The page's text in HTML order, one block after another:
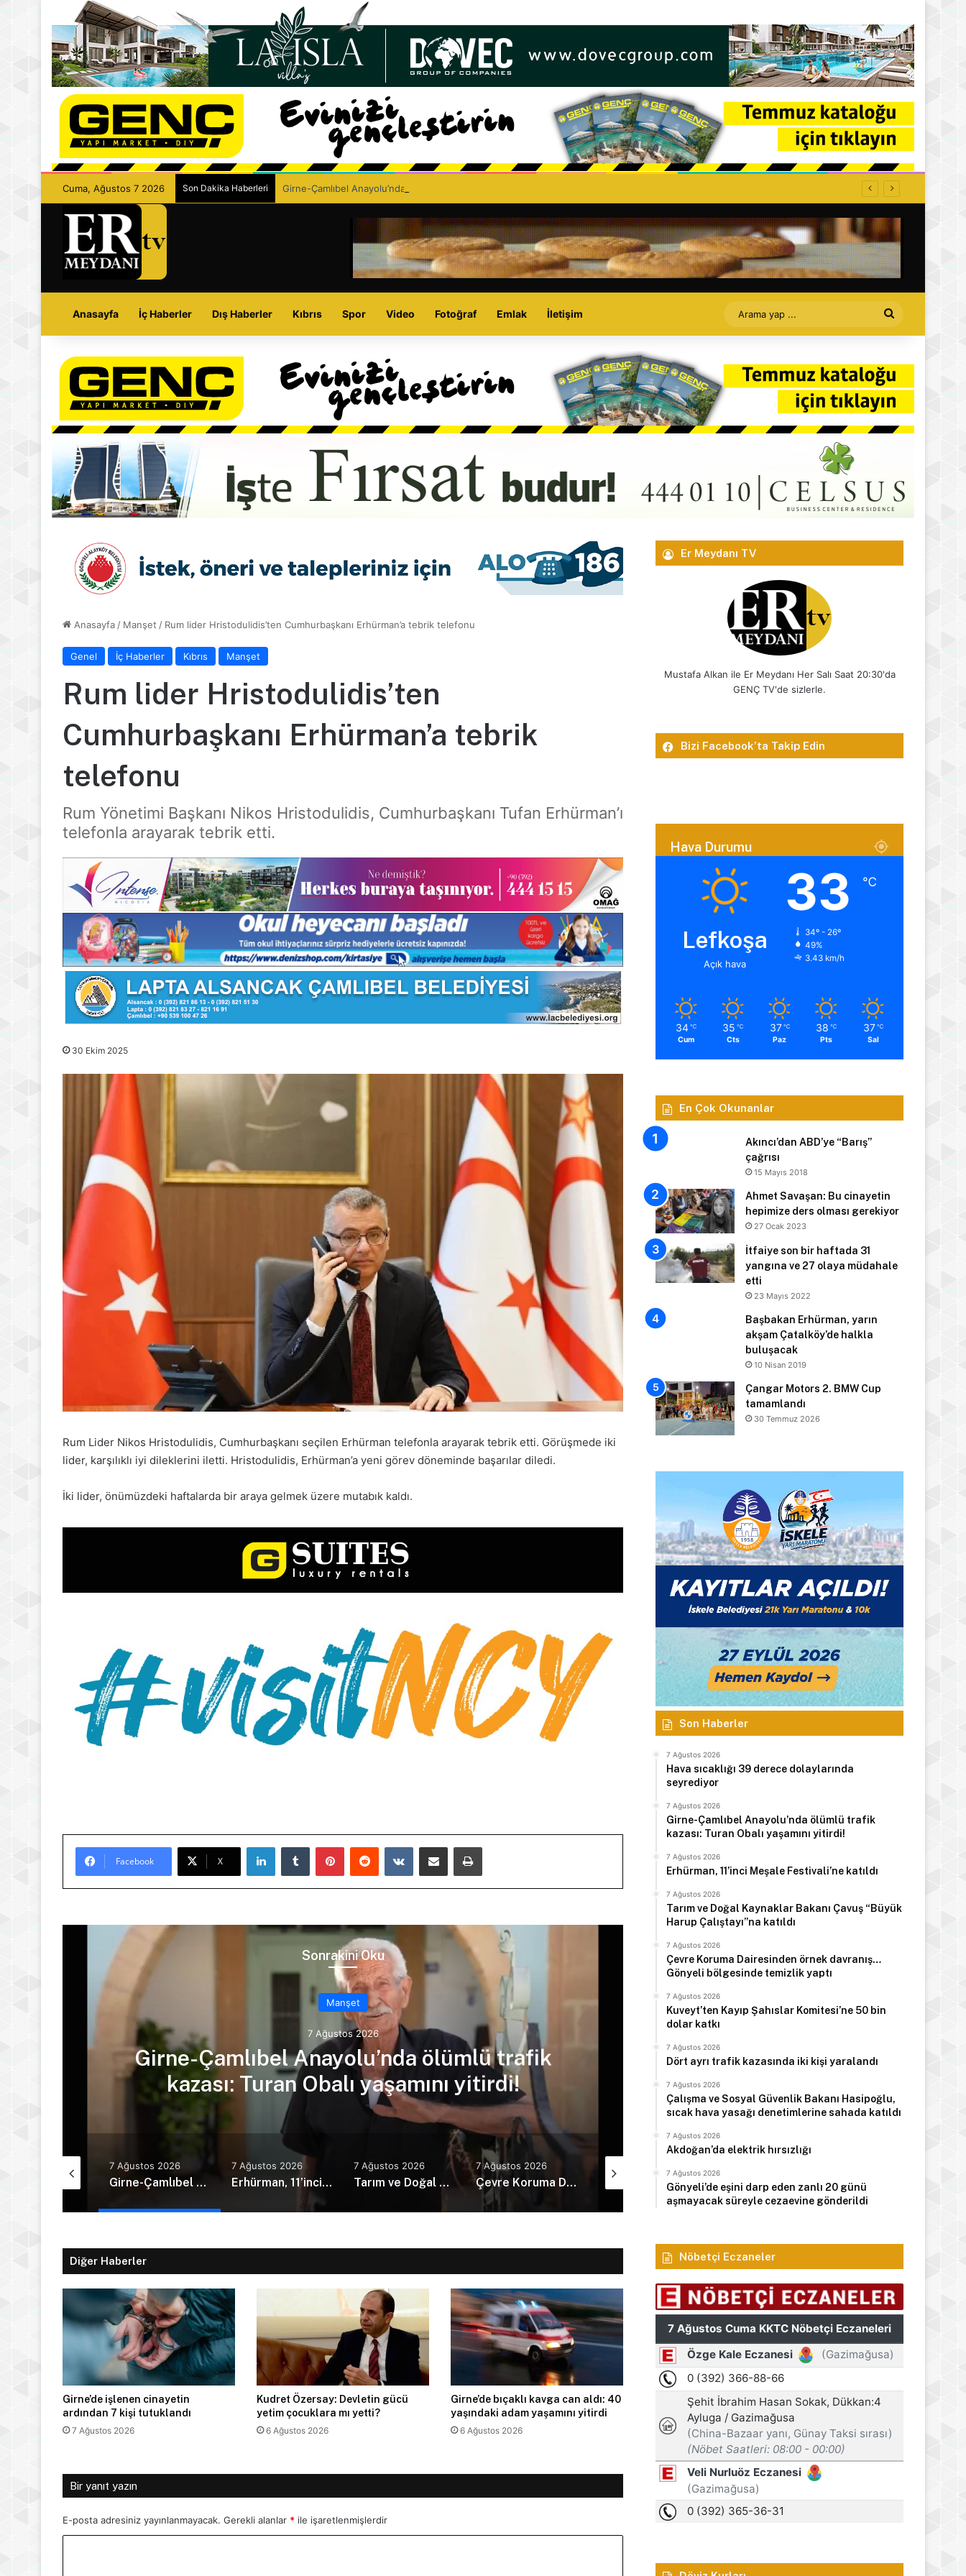
Cuma, Ağustos 7 2026 Son Dakika Haberleri Girne-Çamlıbel Anayolu’nda ölümlü trafik kazası: Turan Obalı yaşamını yitirdi!
Anasayfa İç Haberler Dış Haberler Kıbrıs Spor Video Fotoğraf Emlak İletişim
Arama
yap
...
Anasayfa / Manşet / Rum lider Hristodulidis’ten Cumhurbaşkanı Erhürman’a tebrik telefonu
Genel İç Haberler Kıbrıs Manşet
Rum lider Hristodulidis’ten
Cumhurbaşkanı Erhürman’a tebrik
telefonu
Rum Yönetimi Başkanı Nikos Hristodulidis, Cumhurbaşkanı Tufan Erhürman’ı
telefonla arayarak tebrik etti.
30 Ekim 2025
Rum Lider Nikos Hristodulidis, Cumhurbaşkanı seçilen Erhürman telefonla arayarak tebrik etti. Görüşmede iki
lider, karşılıklı iyi dileklerini iletti. Hristodulidis, Erhürman’a yeni görev döneminde başarılar diledi.
İki lider, önümüzdeki haftalarda bir araya gelmek üzere mutabık kaldı.
Facebook X
LinkedInTumblr PinterestReddit VKontakteE-Posta ile paylaş Yazdır
Sonrakini Oku
Manşet
7 Ağustos 2026
Girne-Çamlıbel Anayolu’nda ölümlü trafik
kazası: Turan Obalı yaşamını yitirdi!
Erhürman, 11’inci Meşale
Hava sıcaklığı 39 derece dolaylarında seyrediyor
7 Ağustos 2026
Girne-Çamlıbel Anayolu’nda ölümlü trafik kazası: Turan Obalı yaşamını yitirdi!
7 Ağustos 2026
Erhürman, 11’inci Meşale Festivali’ne katıldı
7 Ağustos 2026
Tarım ve Doğal Kaynaklar Bakanı Çavuş “Büyük Harup Çalıştayı”na katıldı
7 Ağustos 2026
Çevre Koruma Dairesinden örnek davranış… Gönyeli bölgesinde temizlik yaptı Kuveyt’ten Kayıp Şahıslar Komitesi’ne 50 bin dolar katkı Dört ayrı trafik kazasında iki kişi yaralandı
Diğer Haberler
Girne’de işlenen cinayetin
ardından 7 kişi tutuklandı
7 Ağustos 2026
Kudret Özersay: Devletin gücü
yetim çocuklara mı yetti?
6 Ağustos 2026
Girne’de bıçaklı kavga can aldı: 40
yaşındaki adam yaşamını yitirdi
6 Ağustos 2026
Bir yanıt yazın
E-posta adresiniz yayınlanmayacak. Gerekli alanlar * ile işaretlenmişlerdir
Er Meydanı TV
Mustafa Alkan ile Er Meydanı Her Salı Saat 20:30'da
GENÇ TV'de sizlerle.
Bizi Facebook’ta Takip Edin
Hava Durumu
Lefkoşa
Açık hava
33 ℃
34º - 26º
49%
3.43 km/h
34 ℃
Cum
35 ℃
Cts
37 ℃
Paz
38 ℃
Pts
37 ℃
Sal
En Çok Okunanlar
Akıncı’dan ABD’ye “Barış”
çağrısı
15 Mayıs 2018
Ahmet Savaşan: Bu cinayetin
hepimize ders olması gerekiyor
27 Ocak 2023
İtfaiye son bir haftada 31
yangına ve 27 olaya müdahale
etti
23 Mayıs 2022
Başbakan Erhürman, yarın
akşam Çatalköy’de halkla
buluşacak
10 Nisan 2019
Çangar Motors 2. BMW Cup
tamamlandı
30 Temmuz 2026
Son Haberler
7 Ağustos 2026
Hava sıcaklığı 39 derece dolaylarında
seyrediyor
7 Ağustos 2026
Girne-Çamlıbel Anayolu’nda ölümlü trafik
kazası: Turan Obalı yaşamını yitirdi!
7 Ağustos 2026
Erhürman, 11’inci Meşale Festivali’ne katıldı
7 Ağustos 2026
Tarım ve Doğal Kaynaklar Bakanı Çavuş “Büyük
Harup Çalıştayı”na katıldı
7 Ağustos 2026
Çevre Koruma Dairesinden örnek davranış…
Gönyeli bölgesinde temizlik yaptı
7 Ağustos 2026
Kuveyt’ten Kayıp Şahıslar Komitesi’ne 50 bin
dolar katkı
7 Ağustos 2026
Dört ayrı trafik kazasında iki kişi yaralandı
7 Ağustos 2026
Çalışma ve Sosyal Güvenlik Bakanı Hasipoğlu,
sıcak hava yasağı denetimlerine sahada katıldı
7 Ağustos 2026
Akdoğan’da elektrik hırsızlığı
7 Ağustos 2026
Gönyeli’de eşini darp eden zanlı 20 günü
aşmayacak süreyle cezaevine gönderildi
Nöbetçi Eczaneler